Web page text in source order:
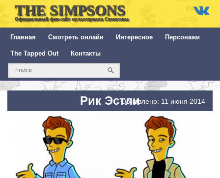
THE SIMPSONS
Официальный фан-сайт мультсериала Симпсоны
Главная Смотреть онлайн Интересное Персонажи
The Tapped Out Контакты
Рик ЭстлиОбновлено: 11 июня 2014